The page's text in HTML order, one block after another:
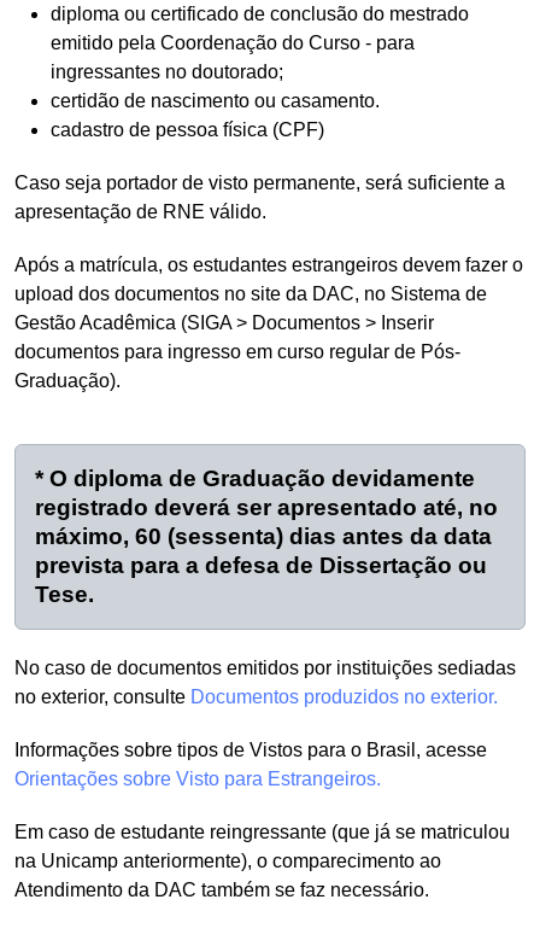
diploma ou certificado de conclusão do mestrado
emitido pela Coordenação do Curso - para
ingressantes no doutorado;
certidão de nascimento ou casamento.
cadastro de pessoa física (CPF)
Caso seja portador de visto permanente, será suficiente a
apresentação de RNE válido.
Após a matrícula, os estudantes estrangeiros devem fazer o
upload dos documentos no site da DAC, no Sistema de
Gestão Acadêmica (SIGA > Documentos > Inserir
documentos para ingresso em curso regular de Pós-
Graduação).
* O diploma de Graduação devidamente
registrado deverá ser apresentado até, no
máximo, 60 (sessenta) dias antes da data
prevista para a defesa de Dissertação ou
Tese.
No caso de documentos emitidos por instituições sediadas
no exterior, consulte Documentos produzidos no exterior.
Informações sobre tipos de Vistos para o Brasil, acesse
Orientações sobre Visto para Estrangeiros.
Em caso de estudante reingressante (que já se matriculou
na Unicamp anteriormente), o comparecimento ao
Atendimento da DAC também se faz necessário.